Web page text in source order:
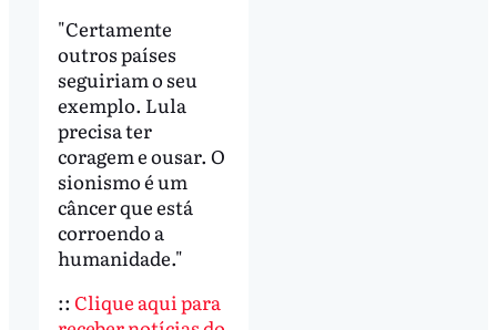
"Certamente
outros países
seguiriam o seu
exemplo. Lula
precisa ter
coragem e ousar. O
sionismo é um
câncer que está
corroendo a
humanidade."
:: Clique aqui para